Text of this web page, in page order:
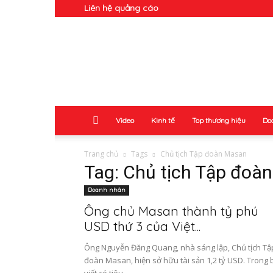
Liên hệ quảng cáo
Video Kinh tế Top thương hiệu
Trang chủ Tags Chủ tịch Tập đoàn Masan
Tag: Chủ tịch Tập
Doanh nhân
Ông chủ Masan thành tỷ phú
USD thứ 3 của Việt...
Ông Nguyễn Đăng Quang, nhà sáng lập, Chủ tịch
đoàn Masan, hiện sở hữu tài sản 1,2 tỷ USD. Trong